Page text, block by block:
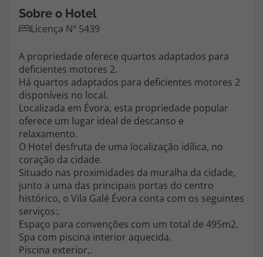
Apoio ao cliente no Estrangeiro
Custo de uma chamada para a rede fixa nacional.
A sua agência de viagens Top Atlântico tem a preocupação de estar
sempre mais perto de si, para maior comodidade e total facilidade
na marcação das suas viagens, tem ainda ao seu dispor o nosso call
center a funcionar todos os dias úteis das 10:00 às 20:00 e Sábado
das 10:00 às 14:00.
topatlantico@topatlantico.com
Sobre o Hotel
Licença Nº 5439
A propriedade oferece quartos adaptados para
deficientes motores 2.
Há quartos adaptados para deficientes motores 2
disponíveis no local.
Localizada em Évora, esta propriedade popular
oferece um lugar ideal de descanso e
relaxamento.
O Hotel desfruta de uma localização idílica, no
coração da cidade.
Situado nas proximidades da muralha da cidade,
junto a uma das principais portas do centro
histórico, o Vila Galé Évora conta com os seguintes
serviços:.
Espaço para convenções com um total de 495m2.
Spa com piscina interior aquecida.
Piscina exterior,.